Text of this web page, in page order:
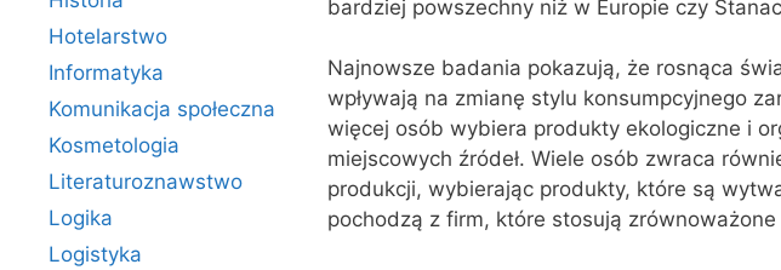
bardziej powszechny niż w Europie czy
Najnowsze badania pokazują, że rosnąca
wpływają na zmianę stylu konsumpcyjnego
więcej osób wybiera produkty ekologiczne i
miejscowych źródeł. Wiele osób zwraca
produkcji, wybierając produkty, które są
pochodzą z firm, które stosują
Hotelarstwo
Informatyka
Komunikacja społeczna
Kosmetologia
Literaturoznawstwo
Logika
Logistyka